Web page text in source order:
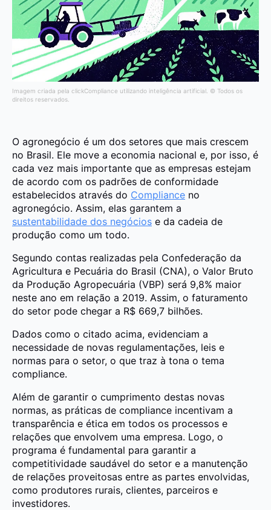
Imagem criada pela clickCompliance utilizando inteligência artificial. © Todos os
direitos reservados.
O agronegócio é um dos setores que mais crescem
no Brasil. Ele move a economia nacional e, por isso, é
cada vez mais importante que as empresas estejam
de acordo com os padrões de conformidade
estabelecidos através do Compliance no
agronegócio. Assim, elas garantem a
sustentabilidade dos negócios e da cadeia de
produção como um todo.
Segundo contas realizadas pela Confederação da
Agricultura e Pecuária do Brasil (CNA), o Valor Bruto
da Produção Agropecuária (VBP) será 9,8% maior
neste ano em relação a 2019. Assim, o faturamento
do setor pode chegar a R$ 669,7 bilhões.
Dados como o citado acima, evidenciam a
necessidade de novas regulamentações, leis e
normas para o setor, o que traz à tona o tema
compliance.
Além de garantir o cumprimento destas novas
normas, as práticas de compliance incentivam a
transparência e ética em todos os processos e
relações que envolvem uma empresa. Logo, o
programa é fundamental para garantir a
competitividade saudável do setor e a manutenção
de relações proveitosas entre as partes envolvidas,
como produtores rurais, clientes, parceiros e
investidores.